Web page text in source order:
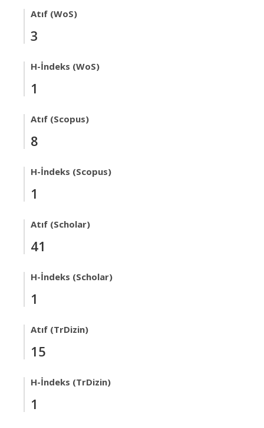
Atıf (WoS)
3
H-İndeks (WoS)
1
Atıf (Scopus)
8
H-İndeks (Scopus)
1
Atıf (Scholar)
41
H-İndeks (Scholar)
1
Atıf (TrDizin)
15
H-İndeks (TrDizin)
1